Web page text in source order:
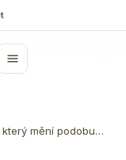
mění podobu…